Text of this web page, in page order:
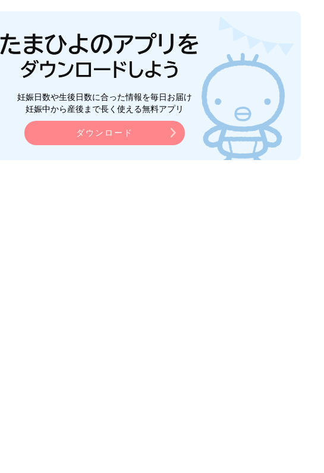
妊娠日数や生後日数に合った情報を毎日お届け
妊娠中から産後まで長く使える無料アプリ
ダウンロード